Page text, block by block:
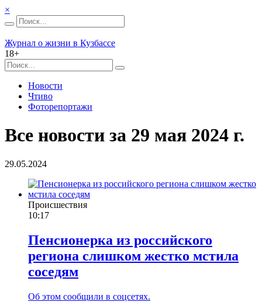
×
Журнал о жизни в Кузбассе
18+
Новости
Чтиво
Фоторепортажи
Все новости за 29 мая 2024 г.
29.05.2024
Происшествия
10:17
Пенсионерка из российского
региона слишком жестко мстила
соседям
Об этом сообщили в соцсетях.